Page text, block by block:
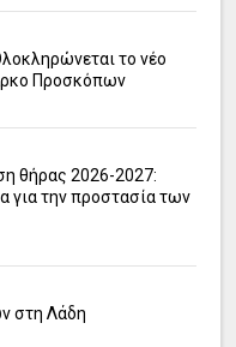
το νέο
Προσκόπων
θήρας 2026-2027:
για την προστασία των
στη Λάδη